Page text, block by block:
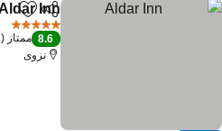
مشاركة
Aldar Inn
8.6 ممتاز
نزوى